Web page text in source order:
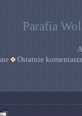
Parafia
Ostatnie